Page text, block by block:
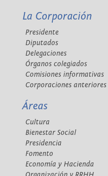
La Corporación
Presidente
Diputados
Delegaciones
Órganos colegiados
Comisiones informativas
Corporaciones anteriores
Áreas
Cultura
Bienestar Social
Presidencia
Fomento
Economía y Hacienda